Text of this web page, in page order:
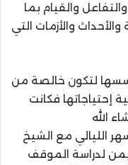
والقيام بما
والأزمات التي
لتكون خالصة من
إحتياجاتها فكانت
الله
الليالي مع الشيخ
لدراسة الموقف